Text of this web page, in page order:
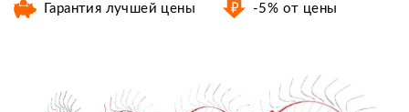
Гарантия лучшей цены -5% от цены